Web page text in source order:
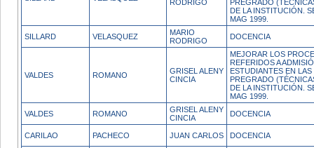
RODRIGO
PREGRADO
DE LA INSTITUCIÓN.
MAG 1999.
SILLARD VELASQUEZ
MARIO
RODRIGO
DOCENCIA
VALDES ROMANO
GRISEL ALENY
CINCIA
MEJORAR LOS
REFERIDOS A
ESTUDIANTES EN
PREGRADO
DE LA INSTITUCIÓN.
MAG 1999.
VALDES ROMANO
GRISEL ALENY
CINCIA
DOCENCIA
CARILAO PACHECO JUAN CARLOS DOCENCIA